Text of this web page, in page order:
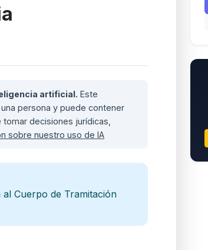
artificial. Este
persona y puede contener
decisiones jurídicas,
sobre nuestro uso de IA
Cuerpo de Tramitación